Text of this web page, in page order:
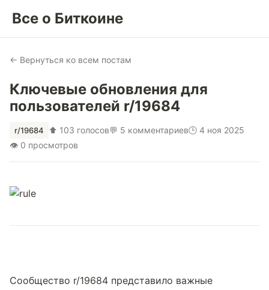
Все о Биткоине
← Вернуться ко всем постам
Ключевые обновления для
пользователей r/19684
r/19684 ⬆ 103 голосов💬 5 комментариев🕒 4 ноя 2025
👁 0 просмотров
Сообщество r/19684 представило важные